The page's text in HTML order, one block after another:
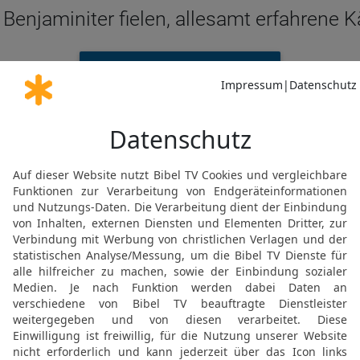
fielen, allesamt erfahrene
Ri 20 44 in der Schlachter 2000
fielen 18 000 Mann, alles
RICHTER 20 IN DER SLT LESEN
© 2000 Genfer Bibelgesellschaft